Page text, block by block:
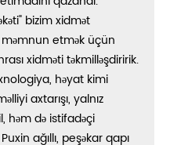
bizim xidmət
məmnun etmək üçün
xidməti təkmilləşdiririk.
həyat kimi
axtarışı, yalnız
həm də istifadəçi
ağıllı, peşəkar qapı